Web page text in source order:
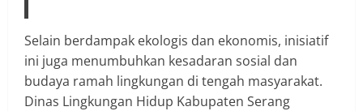
Selain berdampak ekologis dan ekonomis, inisiatif
ini juga menumbuhkan kesadaran sosial dan
budaya ramah lingkungan di tengah masyarakat.
Dinas Lingkungan Hidup Kabupaten Serang